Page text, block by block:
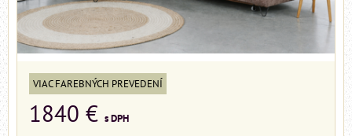
VIAC FAREBNÝCH PREVEDENÍ
1840 € s DPH